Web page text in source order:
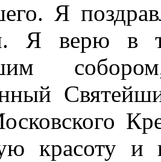
Я
Я верю в
красоту и